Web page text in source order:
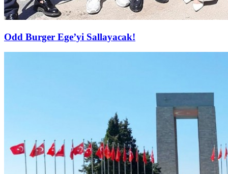
Odd Burger Ege’yi Sallayacak!